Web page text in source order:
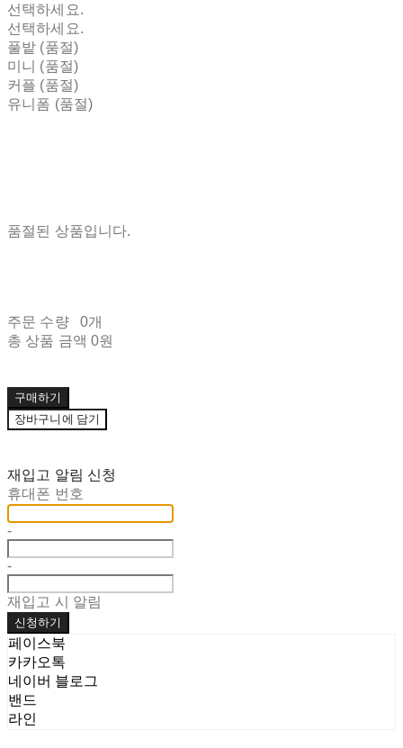
선택하세요.
선택하세요.
풀밭 (품절)
미니 (품절)
커플 (품절)
유니폼 (품절)
품절된 상품입니다.
주문 수량
0개
총 상품 금액 0원
구매하기
장바구니에 담기
재입고 알림 신청
휴대폰 번호
-
-
재입고 시 알림
신청하기
페이스북
카카오톡
네이버 블로그
밴드
라인